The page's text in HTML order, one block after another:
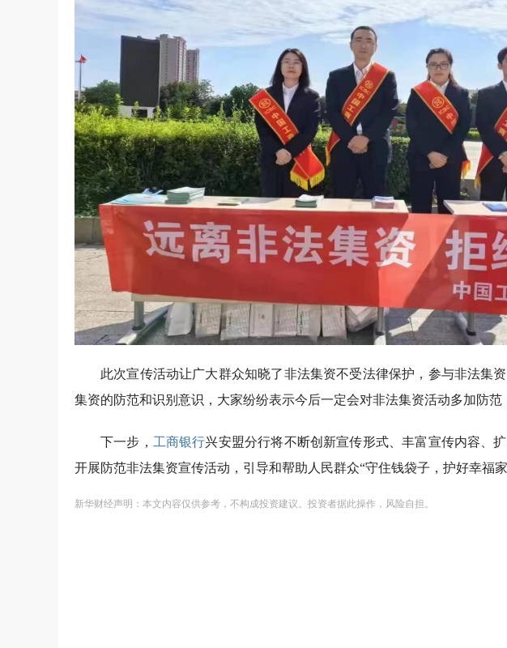
此次宣传活动让广大群众知晓了非法集资不受法律保护，参与非法集
集资的防范和识别意识，大家纷纷表示今后一定会对非法集资活动多加防范
下一步， 工商银行兴安盟分行将不断创新宣传形式、丰富宣传内容、
开展防范非法集资宣传活动，引导和帮助人民群众“守住钱袋子，护好幸福家
新华财经声明：本文内容仅供参考，不构成投资建议。投资者据此操作，风险自担。